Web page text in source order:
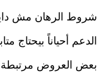
شروط الرهان مش
الدعم أحياناً بيحتاج
بعض العروض مرتبطة